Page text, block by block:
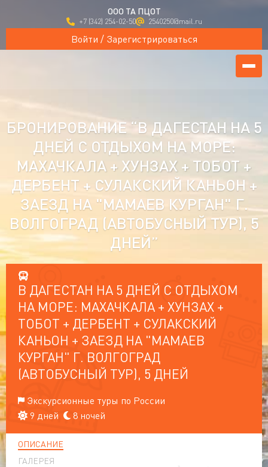
ООО ТА ПЦОТ
+7 (342) 254-02-50 2540250@mail.ru
Войти / Зарегистрироваться
БРОНИРОВАНИЕ “В ДАГЕСТАН НА 5
ДНЕЙ С ОТДЫХОМ НА МОРЕ:
МАХАЧКАЛА + ХУНЗАХ + ТОБОТ +
ДЕРБЕНТ + СУЛАКСКИЙ КАНЬОН +
ЗАЕЗД НА "МАМАЕВ КУРГАН" Г.
ВОЛГОГРАД (АВТОБУСНЫЙ ТУР), 5
ДНЕЙ”
В ДАГЕСТАН НА 5 ДНЕЙ С ОТДЫХОМ
НА МОРЕ: МАХАЧКАЛА + ХУНЗАХ +
ТОБОТ + ДЕРБЕНТ + СУЛАКСКИЙ
КАНЬОН + ЗАЕЗД НА "МАМАЕВ
КУРГАН" Г. ВОЛГОГРАД
(АВТОБУСНЫЙ ТУР), 5 ДНЕЙ
Экскурсионные туры по России
9 дней
8 ночей
ОПИСАНИЕ
ГАЛЕРЕЯ